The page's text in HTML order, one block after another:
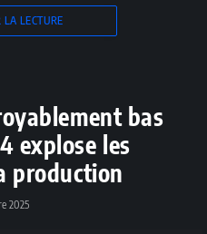
LA LECTURE
bas
explose les
production
2025